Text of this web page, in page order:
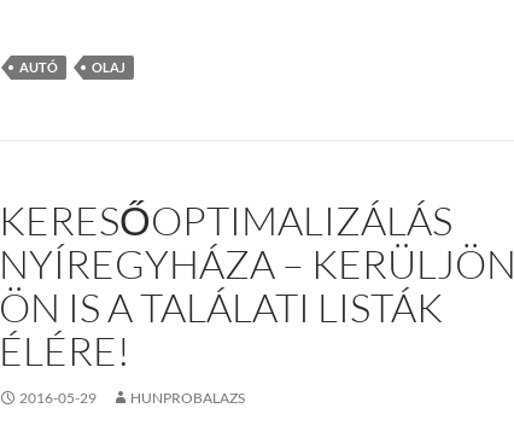
AUTÓ OLAJ
KERESŐOPTIMALIZÁLÁS
NYÍREGYHÁZA – KERÜLJÖN
ÖN IS A TALÁLATI LISTÁK
ÉLÉRE!
2016-05-29 HUNPROBALAZS